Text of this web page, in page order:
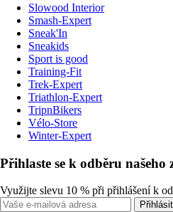
Slowood Interior
Smash-Expert
Sneak'In
Sneakids
Sport is good
Training-Fit
Trek-Expert
Triathlon-Expert
TripnBikers
Vélo-Store
Winter-Expert
Přihlaste se k odběru našeho
Využijte slevu 10 % při přihlášení k